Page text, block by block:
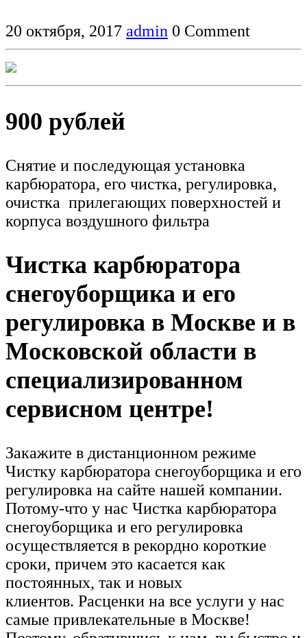
20 октября, 2017 admin 0 Comment
900 рублей
Снятие и последующая установка
карбюратора, его чистка, регулировка,
очистка прилегающих поверхностей и
корпуса воздушного фильтра
Чистка карбюратора
снегоуборщика и его
регулировка в Москве и в
Московской области в
специализированном
сервисном центре!
Закажите в дистанционном режиме
Чистку карбюратора снегоуборщика и его
регулировка на сайте нашей компании.
Потому-что у нас Чистка карбюратора
снегоуборщика и его регулировка
осуществляется в рекордно короткие
сроки, причем это касается как
постоянных, так и новых
клиентов. Расценки на все услуги у нас
самые привлекательные в Москве!